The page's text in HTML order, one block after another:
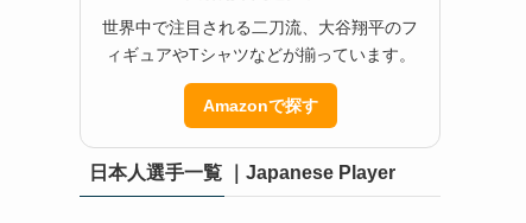
世界中で注目される二刀流、大谷翔平のフ
ィギュアやTシャツなどが揃っています。
Amazonで探す
日本人選手一覧 ｜Japanese Player